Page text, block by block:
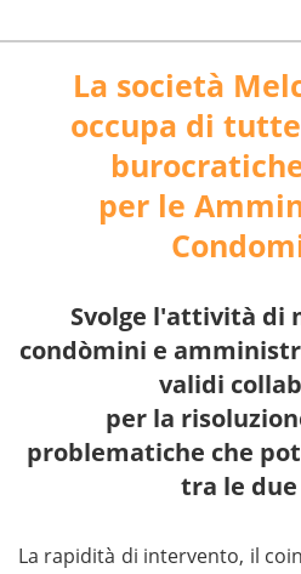
La società
occupa di
per le
Svolge l'attività di
condòmini e
validi
per la
problematiche che
tra le
La rapidità di intervento, il